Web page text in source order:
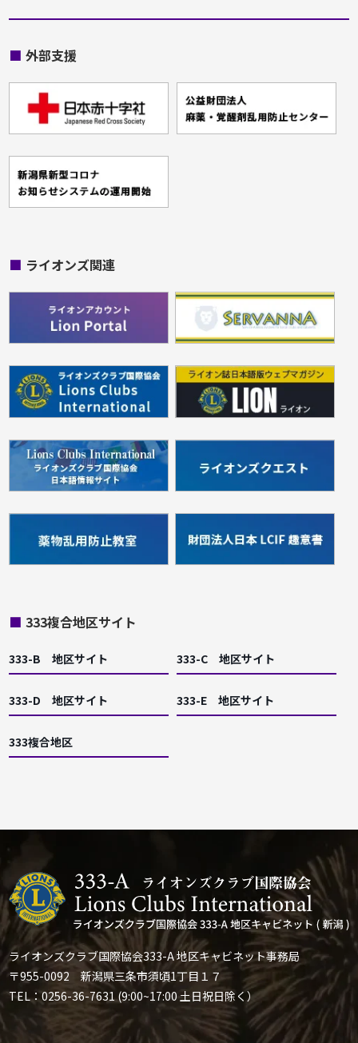
■ 外部支援
■ ライオンズ関連
■ 333複合地区サイト
333-B 地区サイト 333-C 地区サイト
333-D 地区サイト 333-E 地区サイト
333複合地区
ライオンズクラブ国際協会333-A 地区キャビネット事務局
〒955-0092 新潟県三条市須頃1丁目１７
TEL：0256-36-7631 (9:00~17:00 土日祝日除く）